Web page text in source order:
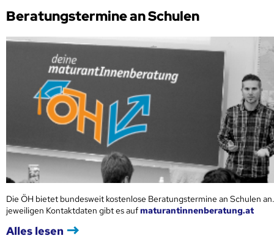
Beratungstermine an Schulen
Die ÖH bietet bundesweit kostenlose Beratungstermine an Schulen
jeweiligen Kontaktdaten gibt es aufmaturantinnenberatung.at
Alles lesen